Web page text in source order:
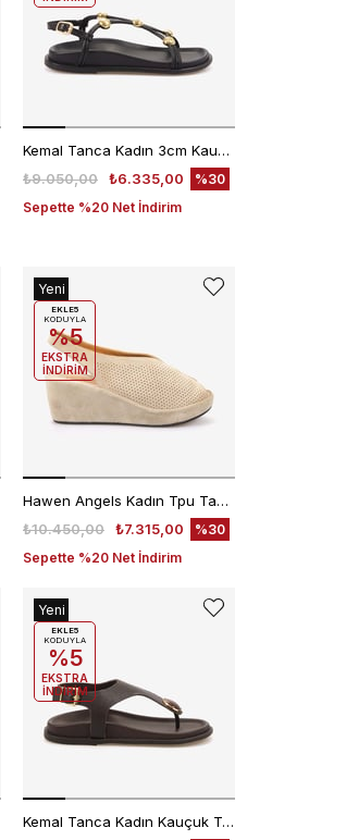
Kemal Tanca Kadın 3cm Kauçuk Tabanlı Gold Top Detaylı Bilekten Bantlı Deri Siyah Sandalet 0623
₺6.335,00
₺9.050,00
%30
Sepette %20 Net İndirim
Hawen Angels Kadın Tpu Taban Bej Süet 6 cm Dolgu Topuklu Sandalet 5507
₺7.315,00
₺10.450,00
%30
Sepette %20 Net İndirim
Yeni
Ürün
EKLE5
KODUYLA
%5
EKSTRA
İNDİRİM
Kemal Tanca Kadın Kauçuk Taban Kahve Floter Parmak Arası Sandalet 1188
Yeni
Ürün
EKLE5
KODUYLA
%5
EKSTRA
İNDİRİM